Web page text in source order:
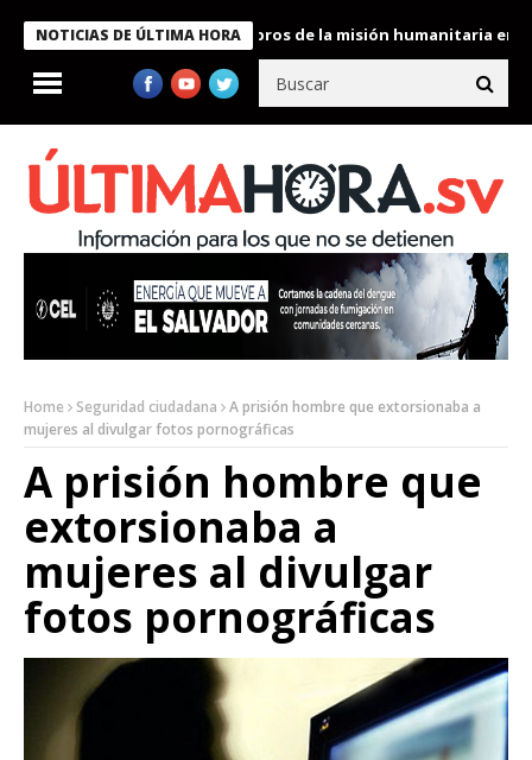
NOTICIAS DE ÚLTIMA HORA
Bukele condecora a miembros de la misión humanitaria enviada
Home Seguridad ciudadana
A prisión hombre que extorsionaba a
mujeres al divulgar fotos pornográficas
A prisión hombre que
extorsionaba a
mujeres al divulgar
fotos pornográficas